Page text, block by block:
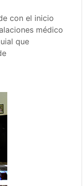
con el inicio
médico
que